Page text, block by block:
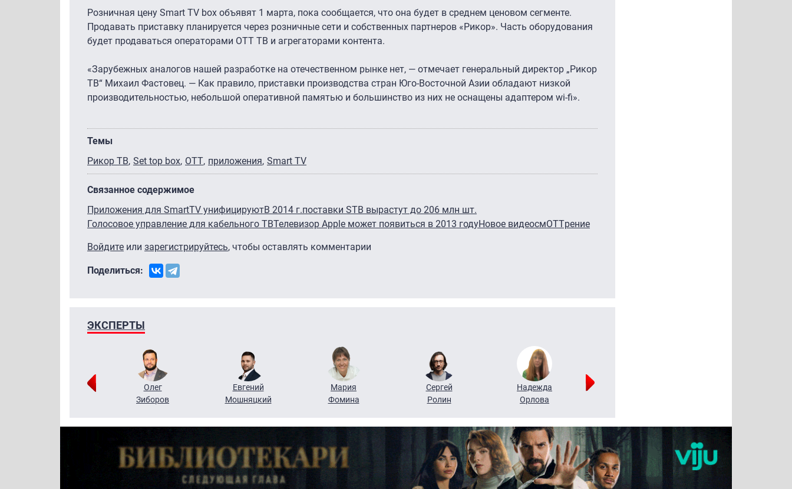
Розничная цену Smart TV box объявят 1 марта, пока сообщается, что она будет в среднем ценовом сегменте.
Продавать приставку планируется через розничные сети и собственных партнеров «Рикор». Часть оборудования
будет продаваться операторами ОТТ ТВ и агрегаторами контента.
«Зарубежных аналогов нашей разработке на отечественном рынке нет, — отмечает генеральный директор „Рикор
ТВ“ Михаил Фастовец. — Как правило, приставки производства стран Юго-Восточной Азии обладают низкой
производительностью, небольшой оперативной памятью и большинство из них не оснащены адаптером wi-fi».
Темы
Рикор ТВ Set top box OTT приложения Smart TV
Связанное содержимое
Приложения для SmartTV унифицируютВ 2014 г.поставки STB вырастут до 206 млн шт.
Голосовое управление для кабельного ТВТелевизор Apple может появиться в 2013 годуНовое видеосмOTTрение
Войдите или зарегистрируйтесь, чтобы оставлять комментарии
Поделиться:
ЭКСПЕРТЫ
Олег
Зиборов
Евгений
Мошняцкий
Мария
Фомина
Сергей
Ролин
Надежда
Орлова